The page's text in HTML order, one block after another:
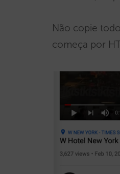
Não copie
começa por